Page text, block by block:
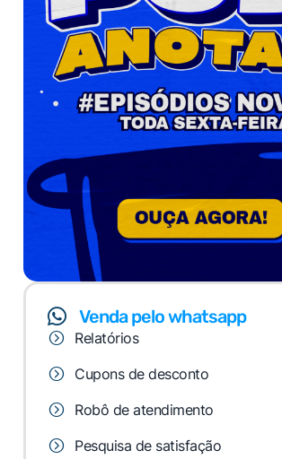
Venda pelo whatsapp
Relatórios
Cupons de desconto
Robô de atendimento
Pesquisa de satisfação